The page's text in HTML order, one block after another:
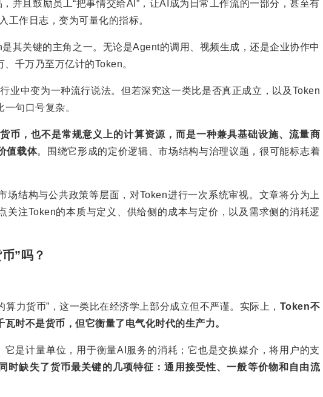
并且鼓励员工“把事情交给AI”，让AI成为日常工作流的一部分，甚至有
工作日志，变为可量化的指标。
其关键的主角之一。无论是Agent的调用、视频生成，还是企业协作中
千万乃至万亿计的Token。
业中变为一种流行说法。但若深究这一类比是否真正成立，以及Token
句口号复杂。
币，也不是常规意义上的计算资源，而是一种兼具基础设施、流量商
值载体。围绕它形成的定价逻辑、市场结构与治理议题，很可能标志着
场结构与公共政策等层面，对Token进行一次系统审视。文章将分为上
关注Token的本质与定义、供给侧的成本与定价，以及需求侧的消耗逻
”吗？
力货币”，这一类比在经济学上部分成立但不严谨。实际上， Token不
时不是货币，但它衡量了电气化时代的生产力。
是计量单位，用于衡量AI服务的消耗；它也是交换媒介，将用户的支
同时缺失了货币最关键的几项特征：通用接受性、一般等价物和自由流